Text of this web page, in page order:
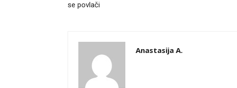
se povlači
Anastasija A.